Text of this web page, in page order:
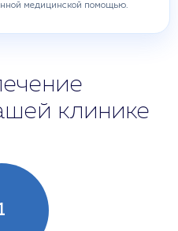
медицинской помощью.
клинике